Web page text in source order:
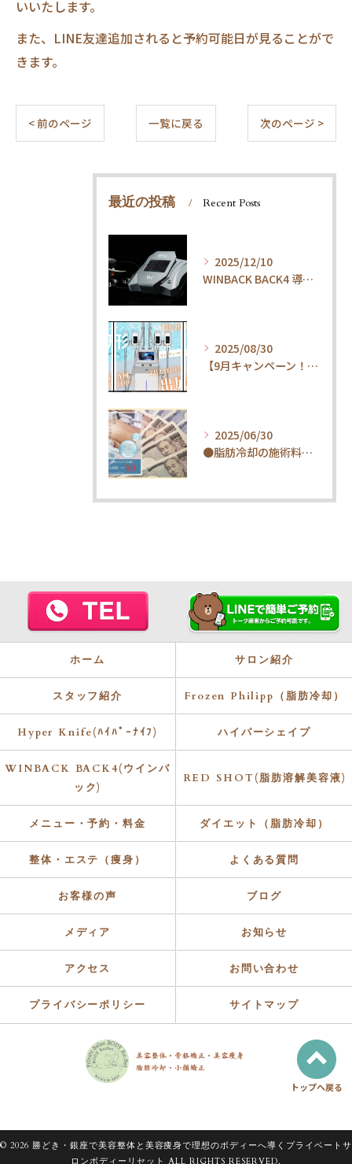
いいたします。
また、LINE友達追加されると予約可能日が見ることがで
きます。​​​​​
< 前のページ 一覧に戻る 次のページ >
最近の投稿 Recent Posts
2025/12/10
WINBACK BACK4 導入しました。
2025/08/30
【9月キャンペーン！】脂肪冷却★360度全方位脂肪冷却1部位(2カップ)30分
2025/06/30
●脂肪冷却の施術料比較してみましたら驚くべき内容となりました！！
ホーム サロン紹介
スタッフ紹介 Frozen Philipp（脂肪冷却）
Hyper Knife(ﾊｲﾊﾟｰﾅｲﾌ) ハイパーシェイプ
WINBACK BACK4(ウインバ
ック)
RED SHOT(脂肪溶解美容液)
メニュー・予約・料金 ダイエット（脂肪冷却）
整体・エステ（痩身） よくある質問
お客様の声 ブログ
メディア お知らせ
アクセス お問い合わせ
プライバシーポリシー サイトマップ
© 2026 勝どき・銀座で美容整体と美容痩身で理想のボディーへ導くプライベートサ
ロンボディーリセット ALL RIGHTS RESERVED.
トップへ戻る